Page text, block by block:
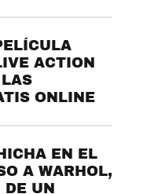
ACTION
ONLINE
EN EL
A WARHOL,
UN